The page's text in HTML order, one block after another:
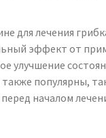
лечения
эффект от
популярны,
началом